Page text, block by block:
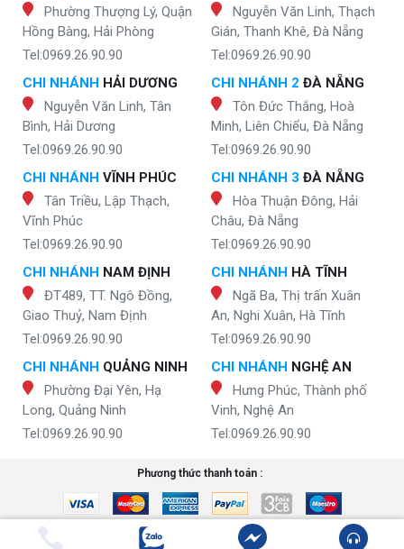
Phường Thượng Lý, Quận
Hồng Bàng, Hải Phòng
Tel:0969.26.90.90
CHI NHÁNH HẢI DƯƠNG
Nguyễn Văn Linh, Tân
Bình, Hải Dương
Tel:0969.26.90.90
CHI NHÁNH VĨNH PHÚC
Tân Triều, Lập Thạch,
Vĩnh Phúc
Tel:0969.26.90.90
CHI NHÁNH NAM ĐỊNH
ĐT489, TT. Ngô Đồng,
Giao Thuỷ, Nam Định
Tel:0969.26.90.90
CHI NHÁNH QUẢNG NINH
Phường Đại Yên, Hạ
Long, Quảng Ninh
Tel:0969.26.90.90
Nguyễn Văn Linh, Thạch
Gián, Thanh Khê, Đà Nẵng
Tel:0969.26.90.90
CHI NHÁNH 2 ĐÀ NẴNG
Tôn Đức Thắng, Hoà
Minh, Liên Chiểu, Đà Nẵng
Tel:0969.26.90.90
CHI NHÁNH 3 ĐÀ NẴNG
Hòa Thuận Đông, Hải
Châu, Đà Nẵng
Tel:0969.26.90.90
CHI NHÁNH HÀ TĨNH
Ngã Ba, Thị trấn Xuân
An, Nghi Xuân, Hà Tĩnh
Tel:0969.26.90.90
CHI NHÁNH NGHỆ AN
Hưng Phúc, Thành phố
Vinh, Nghệ An
Tel:0969.26.90.90
Phương thức thanh toán :